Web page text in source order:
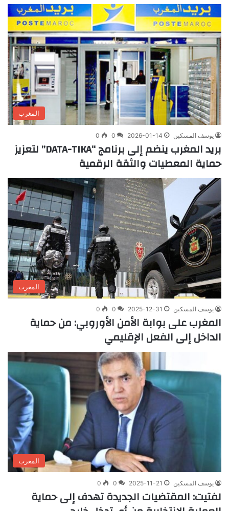
المغرب
يوسف المسكين 2026-01-14
0
0
بريد المغرب ينضم إلى برنامج “DATA-TIKA” لتعزيز
حماية المعطيات والثقة الرقمية
المغرب
يوسف المسكين 2025-12-31
0
0
المغرب على بوابة الأمن الأوروبي: من حماية
الداخل إلى الفعل الإقليمي
المغرب
يوسف المسكين 2025-11-21
0
0
لفتيت: المقتضيات الجديدة تهدف إلى حماية